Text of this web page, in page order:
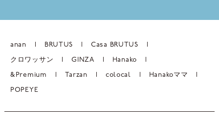
anan BRUTUS Casa BRUTUS
クロワッサン GINZA Hanako
&Premium Tarzan colocal Hanakoママ
POPEYE